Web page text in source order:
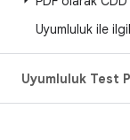
Uyumluluk ile
Uyumluluk Test